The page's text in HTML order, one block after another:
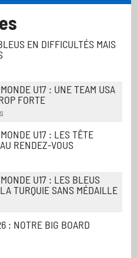
EN DIFFICULTÉS MAIS
U17 : UNE TEAM USA
FORTE
U17 : LES TÊTE
RENDEZ-VOUS
U17 : LES BLEUS
TURQUIE SANS MÉDAILLE
: NOTRE BIG BOARD